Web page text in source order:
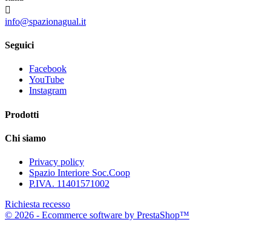

info@spazionagual.it
Seguici
Facebook
YouTube
Instagram
Prodotti
Chi siamo
Privacy policy
Spazio Interiore Soc.Coop
P.IVA. 11401571002
Richiesta recesso
© 2026 - Ecommerce software by PrestaShop™